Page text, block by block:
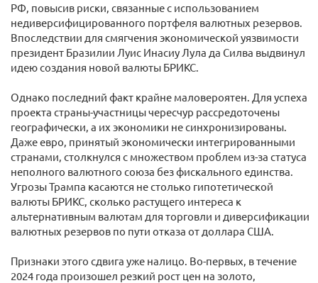
РФ, повысив риски, связанные с использованием
недиверсифицированного портфеля валютных резервов.
Впоследствии для смягчения экономической уязвимости
президент Бразилии Луис Инасиу Лула да Силва выдвинул
идею создания новой валюты БРИКС.
Однако последний факт крайне маловероятен. Для успеха
проекта страны-участницы чересчур рассредоточены
географически, а их экономики не синхронизированы.
Даже евро, принятый экономически интегрированными
странами, столкнулся с множеством проблем из-за статуса
неполного валютного союза без фискального единства.
Угрозы Трампа касаются не столько гипотетической
валюты БРИКС, сколько растущего интереса к
альтернативным валютам для торговли и диверсификации
валютных резервов по пути отказа от доллара США.
Признаки этого сдвига уже налицо. Во-первых, в течение
2024 года произошел резкий рост цен на золото,